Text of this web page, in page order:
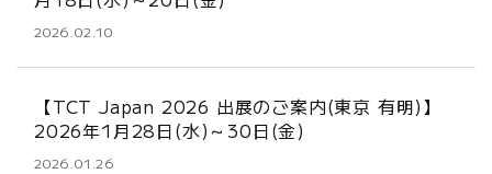
2026.02.10
【TCT Japan 2026 出展のご案内(東京 有明)】
2026年1月28日(水)～30日(金)
2026.01.26